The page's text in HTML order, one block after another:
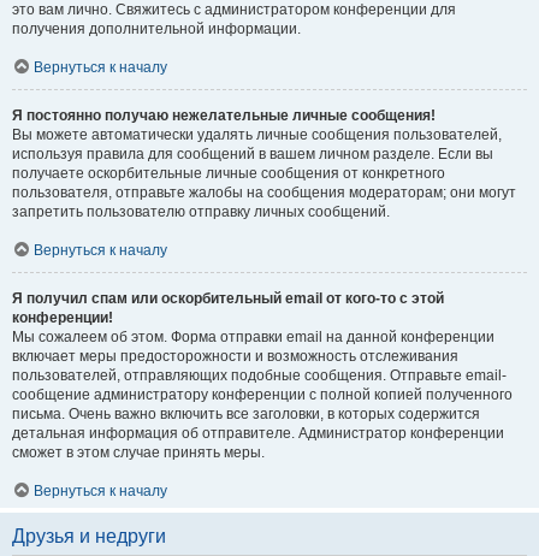
это вам лично. Свяжитесь с администратором конференции для
получения дополнительной информации.
Вернуться к началу
Я постоянно получаю нежелательные личные сообщения!
Вы можете автоматически удалять личные сообщения пользователей,
используя правила для сообщений в вашем личном разделе. Если вы
получаете оскорбительные личные сообщения от конкретного
пользователя, отправьте жалобы на сообщения модераторам; они могут
запретить пользователю отправку личных сообщений.
Вернуться к началу
Я получил спам или оскорбительный email от кого-то с этой
конференции!
Мы сожалеем об этом. Форма отправки email на данной конференции
включает меры предосторожности и возможность отслеживания
пользователей, отправляющих подобные сообщения. Отправьте email-
сообщение администратору конференции с полной копией полученного
письма. Очень важно включить все заголовки, в которых содержится
детальная информация об отправителе. Администратор конференции
сможет в этом случае принять меры.
Вернуться к началу
Друзья и недруги